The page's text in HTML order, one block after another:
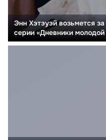
Энн Хэтэуэй возьмется
серии «Дневники